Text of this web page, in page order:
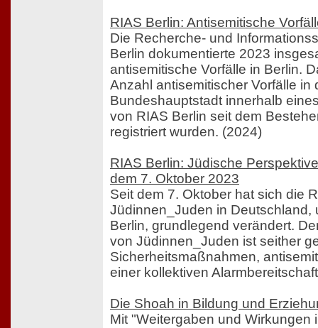
RIAS Berlin: Antisemitische
Die Recherche- und
Berlin dokumentierte 2023
antisemitische Vorfälle in Berlin.
Anzahl antisemitischer Vorfälle in
Bundeshauptstadt innerhalb
von RIAS Berlin seit dem
registriert wurden. (2024)
RIAS Berlin: Jüdische
dem 7. Oktober 2023
Seit dem 7. Oktober hat sich die
Jüdinnen_Juden in Deutschland,
Berlin, grundlegend verändert.
von Jüdinnen_Juden ist seither
Sicherheitsmaßnahmen,
einer kollektiven
Die Shoah in Bildung und
Mit "Weitergaben und Wirkungen